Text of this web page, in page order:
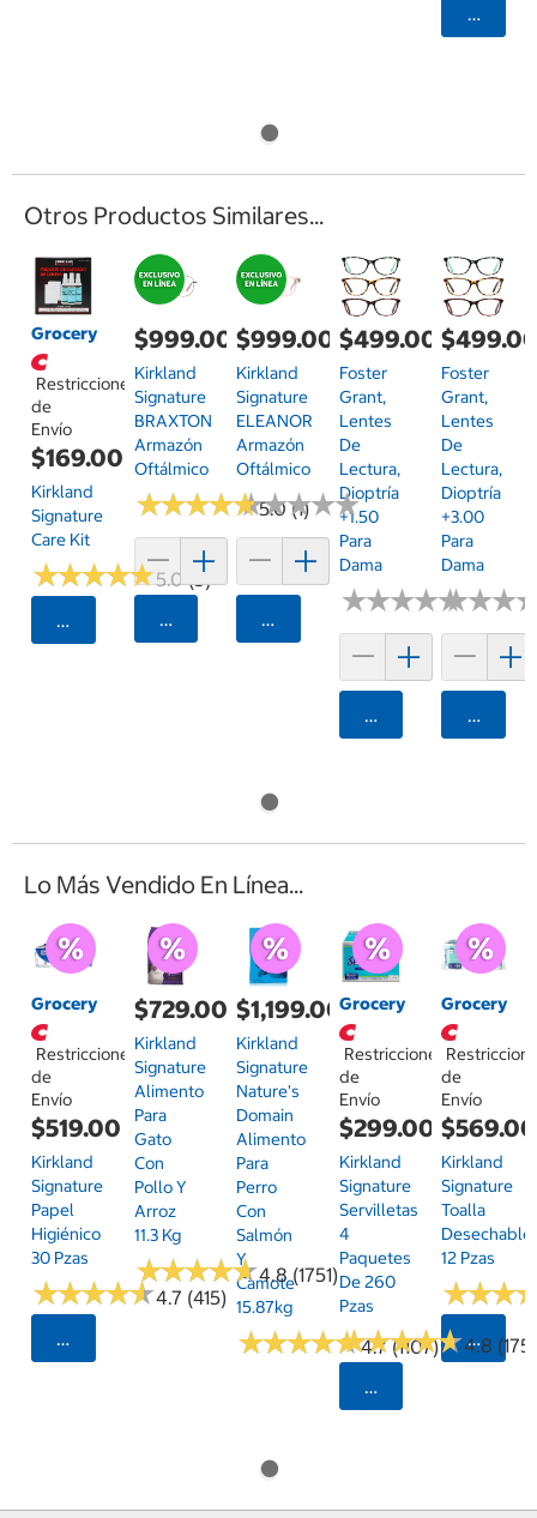
Otros Productos Similares...
Grocery
Restricciones
de
Envío
$169.00
Kirkland
Signature
Care Kit
★★★★★
★★★★★5.0 (5)
Seleccionar Código Postal
$999.00
Kirkland
Signature
BRAXTON
Armazón
Oftálmico
★★★★★
★★★★★5.0 (1)
Agregar
$999.00
Kirkland
Signature
ELEANOR
Armazón
Oftálmico
★★★★★
★★★★★
Agregar
$499.00
Foster
Grant,
Lentes
De
Lectura,
Dioptría
+1.50
Para
Dama
★★★★★
★★★★★
Agregar
Foster
Grant,
Lentes
De
Lectura,
Dioptría
+3.00
Para
Dama
★★★
★★★
Lo Más Vendido En Línea...
Grocery
Restricciones
de
Envío
$519.00
Kirkland
Signature
Papel
Higiénico
30 Pzas
★★★★★
★★★★★4.7 (415)
Seleccionar Código Postal
$729.00
Kirkland
Signature
Alimento
Para
Gato
Con
Pollo Y
Arroz
11.3 Kg
★★★★★
★★★★★4.8 (1751)
$1,199.00
Kirkland
Signature
Nature's
Domain
Alimento
Para
Perro
Con
Salmón
Y
Camote
15.87kg
★★★★★
★★★★★4.7 (1107)
Grocery
Restricciones
de
Envío
$299.00
Kirkland
Signature
Servilletas
4
Paquetes
De 260
Pzas
★★★★★
★★★★★4.8 (175)
Seleccionar
Grocery
de
Envío
$569.00
Kirkland
Signature
Toalla
Desechable
12 Pzas
★★★
★★★